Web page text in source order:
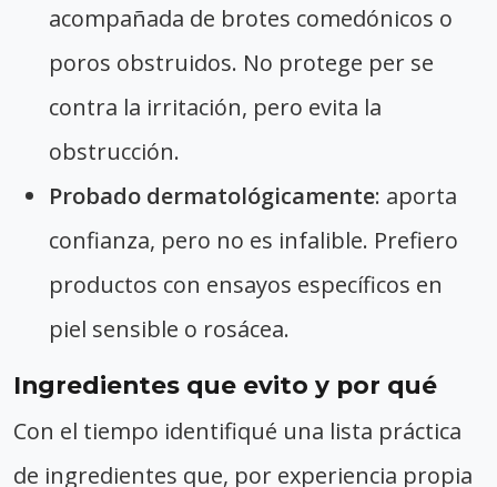
acompañada de brotes comedónicos o
poros obstruidos. No protege per se
contra la irritación, pero evita la
obstrucción.
Probado dermatológicamente: aporta
confianza, pero no es infalible. Prefiero
productos con ensayos específicos en
piel sensible o rosácea.
Ingredientes que evito y por qué
Con el tiempo identifiqué una lista práctica
de ingredientes que, por experiencia propia